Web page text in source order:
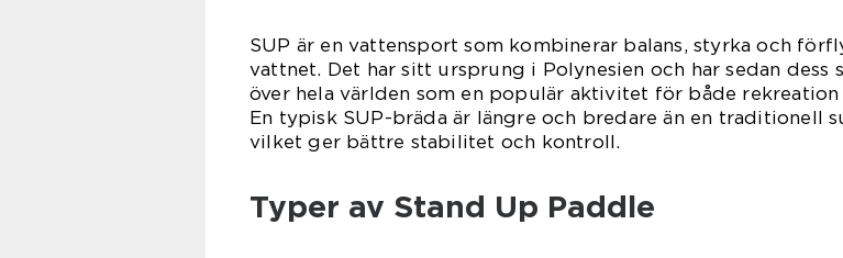
SUP är en vattensport som kombinerar balans, styrka och
vattnet. Det har sitt ursprung i Polynesien och har sedan dess
över hela världen som en populär aktivitet för både
En typisk SUP-bräda är längre och bredare än en traditionell
vilket ger bättre stabilitet och kontroll.
Typer av Stand Up Paddle